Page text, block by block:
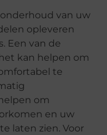
van uw
opleveren
Een van de
kan helpen om
te
om
en uw
laten zien. Voor